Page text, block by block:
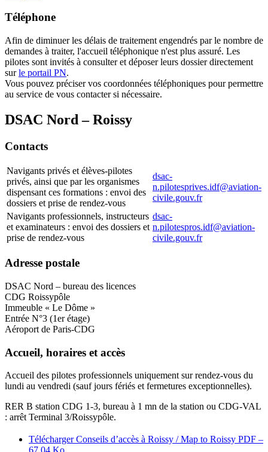
Téléphone
Afin de diminuer les délais de traitement engendrés par le nombre de
demandes à traiter, l'accueil téléphonique n'est plus assuré. Les
pilotes sont invités à consulter et déposer leurs dossier directement
surle portail PN.
Vous pouvez préciser vos coordonnées téléphoniques pour permettre
au service de vous contacter si nécessaire.
DSAC Nord – Roissy
Contacts
Navigants privés et élèves-pilotes
privés, ainsi que par les organismes
dispensant ces formations : envoi des
dossiers et prise de rendez-vous
dsac-
n.pilotesprives.idf@aviation-
civile.gouv.fr
Navigants professionnels, instructeurs
et examinateurs : envoi des dossiers et
prise de rendez-vous
dsac-
n.pilotespros.idf@aviation-
civile.gouv.fr
Adresse postale
DSAC Nord – bureau des licences
CDG Roissypôle
Immeuble « Le Dôme »
Entrée N°3 (1er étage)
Aéroport de Paris-CDG
Accueil, horaires et accès
Accueil des pilotes professionnels uniquement sur rendez-vous du
lundi au vendredi (sauf jours fériés et fermetures exceptionnelles).
RER B station CDG 1-3, bureau à 1 mn de la station ou CDG-VAL
: arrêt Terminal 3/Roissypôle.
Télécharger Conseils d’accès à Roissy / Map to Roissy PDF –
67.04 Ko